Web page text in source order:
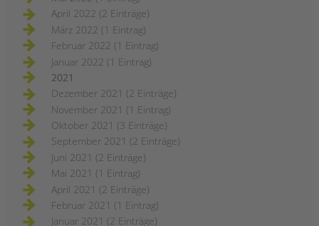
April 2022 (2 Einträge)
März 2022 (1 Eintrag)
Februar 2022 (1 Eintrag)
Januar 2022 (1 Eintrag)
2021
Dezember 2021 (2 Einträge)
November 2021 (1 Eintrag)
Oktober 2021 (3 Einträge)
September 2021 (2 Einträge)
Juni 2021 (2 Einträge)
Mai 2021 (1 Eintrag)
April 2021 (2 Einträge)
Februar 2021 (1 Eintrag)
Januar 2021 (2 Einträge)